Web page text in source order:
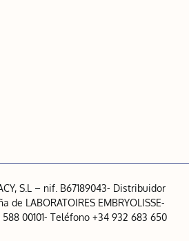
S.L – nif. B67189043- Distribuidor
de LABORATOIRES EMBRYOLISSE-
00101- Teléfono +34 932 683 650